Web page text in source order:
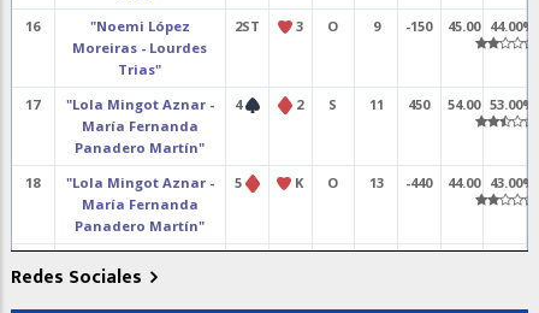
16
"Noemi López
Moreiras - Lourdes
Trias"
2ST 3 O 9 -150 45.00 44.00%
17
"Lola Mingot Aznar -
María Fernanda
Panadero Martín"
4 2 S 11 450 54.00 53.00%
18
"Lola Mingot Aznar -
María Fernanda
Panadero Martín"
5 K O 13 -440 44.00 43.00%
20 2 2 E 7 100 38.00 37.00%
Redes Sociales